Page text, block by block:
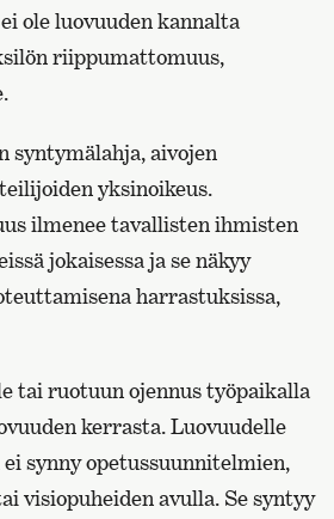
ole luovuuden kannalta
riippumattomuus,
syntymälahja, aivojen
yksinoikeus.
ilmenee tavallisten ihmisten
jokaisessa ja se näkyy
harrastuksissa,
tai ruotuun ojennus työpaikalla
kerrasta. Luovuudelle
synny opetussuunnitelmien,
visiopuheiden avulla. Se syntyy